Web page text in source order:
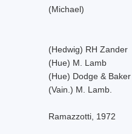
(Michael)
(Hedwig) RH Zander
(Hue) M. Lamb
(Hue) Dodge & Baker
(Vain.) M. Lamb.
Ramazzotti, 1972